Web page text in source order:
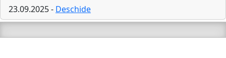
23.09.2025 - Deschide